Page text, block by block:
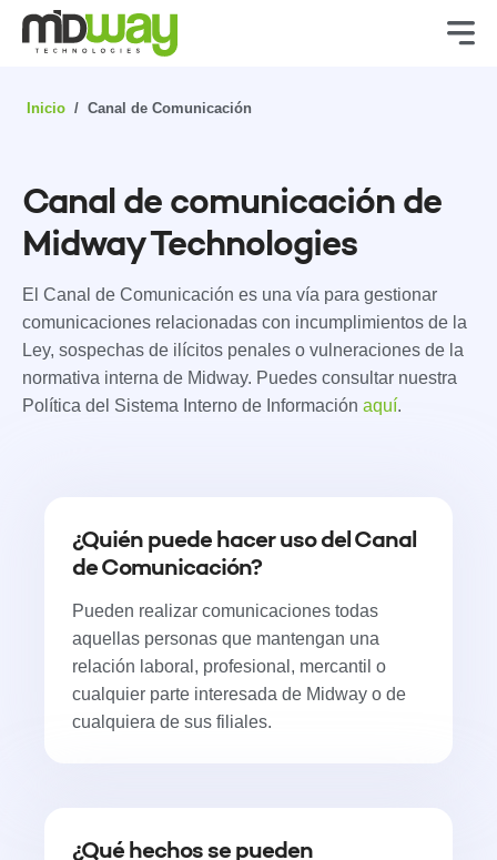
Inicio / Canal de Comunicación
Canal de comunicación de
Midway Technologies
El Canal de Comunicación es una vía para gestionar
comunicaciones relacionadas con incumplimientos de la
Ley, sospechas de ilícitos penales o vulneraciones de la
normativa interna de Midway. Puedes consultar nuestra
Política del Sistema Interno de Información aquí.
¿Quién puede hacer uso del Canal
de Comunicación?
Pueden realizar comunicaciones todas
aquellas personas que mantengan una
relación laboral, profesional, mercantil o
cualquier parte interesada de Midway o de
cualquiera de sus filiales.
¿Qué hechos se pueden